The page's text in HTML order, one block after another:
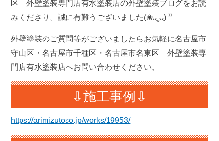
区 外壁塗装専門店有水塗装店の外壁塗装ブログをお読
みくださり、誠に有難うございました(❀ᴗ͈ˬᴗ͈) ⁾⁾
外壁塗装のご質問等がございましたらお気軽に名古屋市
守山区・名古屋市千種区・名古屋市名東区 外壁塗装専
門店有水塗装店へお問い合わせください。
⇩施工事例⇩
https://arimizutoso.jp/works/19953/